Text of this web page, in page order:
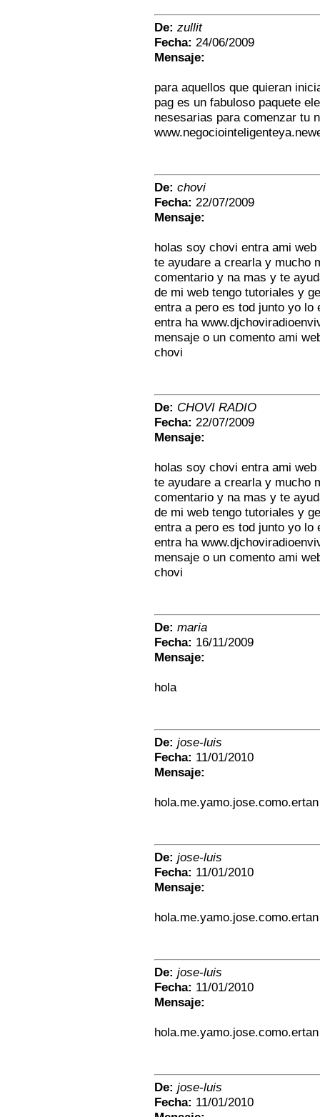
De: zullit
Fecha: 24/06/2009
Mensaje:
para aquellos que quieran
pag es un fabuloso paquete
nesesarias para comenzar tu
De: chovi
Fecha: 22/07/2009
Mensaje:
holas soy chovi entra ami
te ayudare a crearla y mucho
comentario y na mas y te
de mi web tengo tutoriales y
entra a pero es tod junto yo
entra ha
mensaje o un comento ami
chovi
De: CHOVI RADIO
Fecha: 22/07/2009
Mensaje:
holas soy chovi entra ami
te ayudare a crearla y mucho
comentario y na mas y te
de mi web tengo tutoriales y
entra a pero es tod junto yo
entra ha
mensaje o un comento ami
chovi
De: maria
Fecha: 16/11/2009
Mensaje:
hola
De: jose-luis
Fecha: 11/01/2010
Mensaje:
hola.me.yamo.jose.como.ertan
De: jose-luis
Fecha: 11/01/2010
Mensaje:
hola.me.yamo.jose.como.ertan
De: jose-luis
Fecha: 11/01/2010
Mensaje:
hola.me.yamo.jose.como.ertan
De: jose-luis
Fecha: 11/01/2010